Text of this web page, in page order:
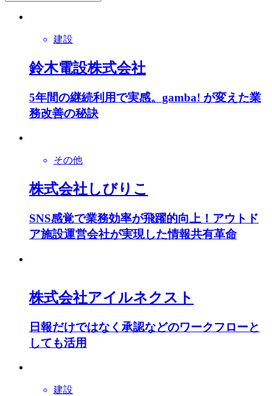
建設
鈴木電設株式会社
5年間の継続利用で実感。gamba! が変えた業
務改善の秘訣
その他
株式会社しびりこ
SNS感覚で業務効率が飛躍的向上！アウトド
ア施設運営会社が実現した情報共有革命
株式会社アイルネクスト
日報だけではなく承認などのワークフローと
しても活用
建設